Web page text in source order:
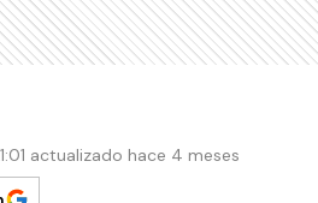
actualizado hace 4 meses